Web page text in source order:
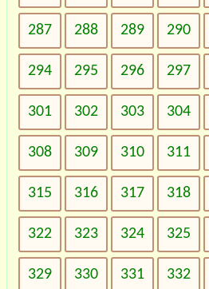
287 288 289 290
294 295 296 297
301 302 303 304
308 309 310 311
315 316 317 318
322 323 324 325
329 330 331 332